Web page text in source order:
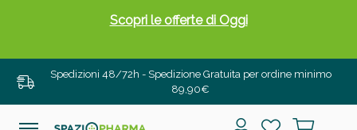
Spedizioni 48/72h - Spedizione Gratuita per ordine minimo
89,90€
Drenanti e Pancia Piatta: Sconti fino al 55% validi